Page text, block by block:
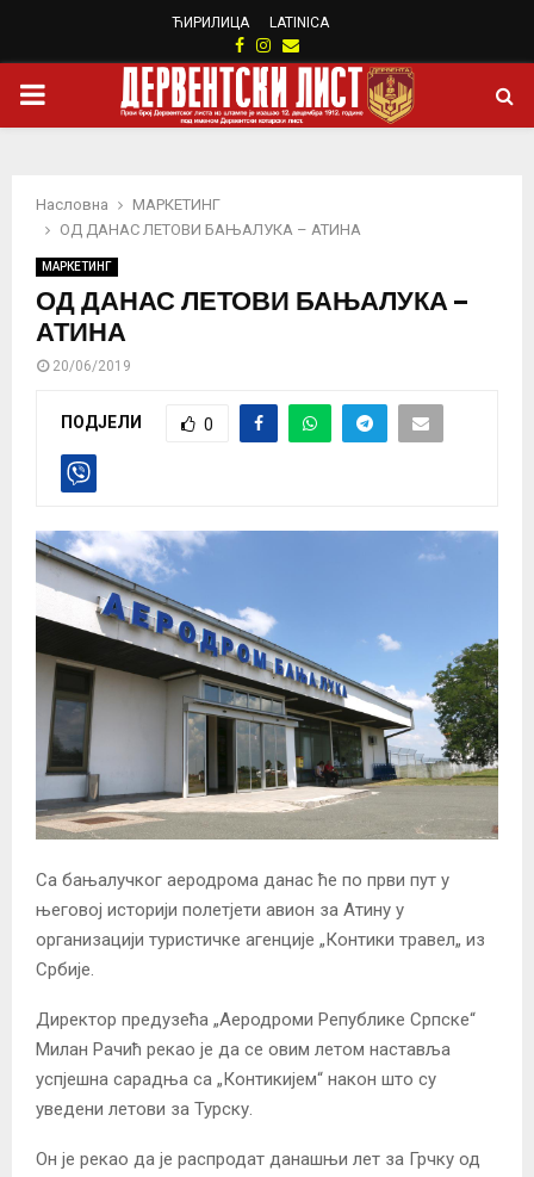
ЋИРИЛИЦА LATINICA
Facebook
Instagram
Email
PRIMARY
Насловна
МАРКЕТИНГ
ОД ДАНАС ЛЕТОВИ БАЊАЛУКА – АТИНА
МАРКЕТИНГ
ОД ДАНАС ЛЕТОВИ БАЊАЛУКА –
АТИНА
20/06/2019
ПОДЈЕЛИ 0
Са бањалучког аеродрома данас ће по први пут у
његовој историји полетјети авион за Атину у
организацији туристичке агенције „Контики травел„ из
Србије.
Директор предузећа „Аеродроми Републике Српске“
Милан Рачић рекао је да се овим летом наставља
успјешна сарадња са „Контикијем“ након што су
уведени летови за Турску.
Он је рекао да је распродат данашњи лет за Грчку од